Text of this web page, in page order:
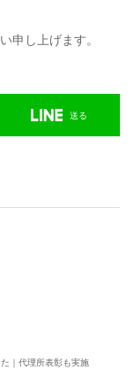
申し上げます。
送る
｜代理所表彰も実施